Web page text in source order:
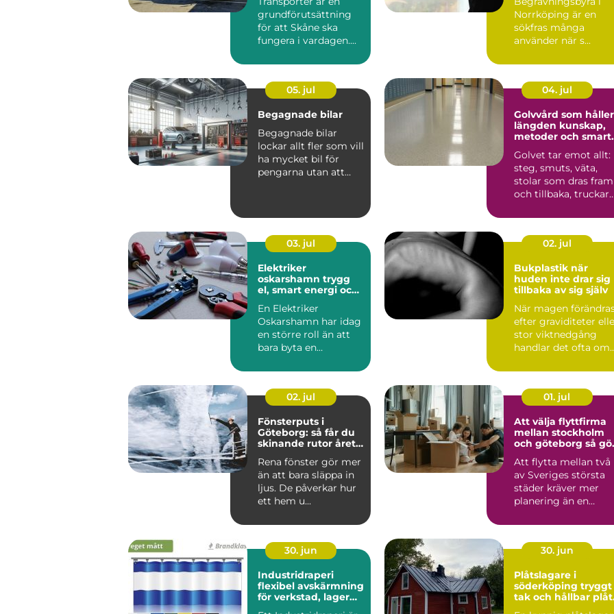
grundförutsättning
för att Skåne ska
fungera i vardagen....
Norrköping är en
sökfras många
använder när s...
05. jul
Begagnade bilar
Begagnade bilar
lockar allt fler som vill
ha mycket bil för
pengarna utan att
04. jul
Golvvård som
längden kunskap,
metoder och
Golvet tar emot allt:
steg, smuts, väta,
stolar som dras fram
och tillbaka, truckar
03. jul
Elektriker
oskarshamn trygg
el, smart energi och
En Elektriker
Oskarshamn har idag
en större roll än att
bara byta en
sätta upp en...
02. jul
Bukplastik när
huden inte drar sig
tillbaka av sig själv
När magen
efter graviditeter
stor viktnedgång
handlar det ofta om
02. jul
Fönsterputs i
Göteborg: så får du
skinande rutor året
Rena fönster gör mer
än att bara släppa in
ljus. De påverkar hur
ett hem u...
01. jul
Att välja flyttfirma
mellan stockholm
och göteborg så gör
smart flytt
Att flytta mellan två
av Sveriges största
städer kräver mer
planering än en
hörnet...
30. jun
Industridraperi
flexibel avskärmning
för verkstad, lager
30. jun
Plåtslagare i
söderköping tryggt
tak och hållbar plåt